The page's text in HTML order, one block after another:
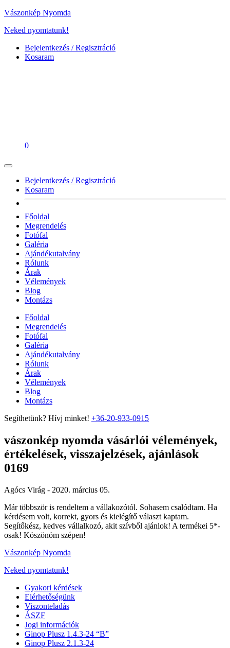
Vászonkép Nyomda
Neked nyomtatunk!
Bejelentkezés / Regisztráció
Kosaram
0
Bejelentkezés / Regisztráció
Kosaram
Főoldal
Megrendelés
Fotófal
Galéria
Ajándékutalvány
Rólunk
Árak
Vélemények
Blog
Montázs
Főoldal
Megrendelés
Fotófal
Galéria
Ajándékutalvány
Rólunk
Árak
Vélemények
Blog
Montázs
Segíthetünk? Hívj minket! +36-20-933-0915
vászonkép nyomda vásárlói vélemények,
értékelések, visszajelzések, ajánlások
0169
Agócs Virág - 2020. március 05.
Már többször is rendeltem a vállakozótól. Sohasem csalódtam. Ha
kérdésem volt, korrekt, gyors és kielégítő választ kaptam.
Segítőkész, kedves vállalkozó, akit szívből ajánlok! A termékei 5*-
osak! Köszönöm szépen!
Vászonkép Nyomda
Neked nyomtatunk!
Gyakori kérdések
Elérhetőségünk
Viszonteladás
ÁSZF
Jogi információk
Ginop Plusz 1.4.3-24 “B”
Ginop Plusz 2.1.3-24